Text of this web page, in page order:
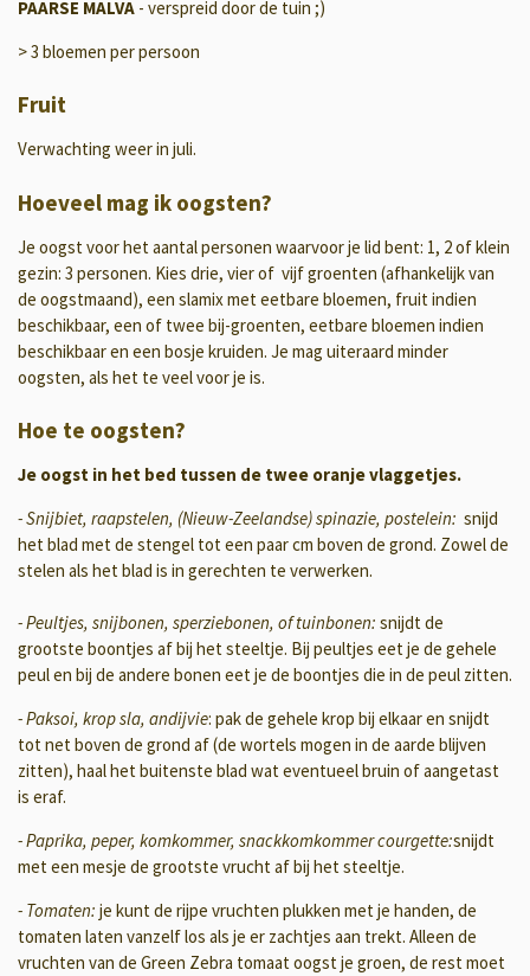
PAARSE MALVA - verspreid door de tuin ;)
> 3 bloemen per persoon
Fruit
Verwachting weer in juli.
Hoeveel mag ik oogsten?
Je oogst voor het aantal personen waarvoor je lid bent: 1, 2 of klein
gezin: 3 personen. Kies drie, vier of vijf groenten (afhankelijk van
de oogstmaand), een slamix met eetbare bloemen, fruit indien
beschikbaar, een of twee bij-groenten, eetbare bloemen indien
beschikbaar en een bosje kruiden. Je mag uiteraard minder
oogsten, als het te veel voor je is.
Hoe te oogsten?
Je oogst in het bed tussen de twee oranje vlaggetjes.
- Snijbiet, raapstelen, (Nieuw-Zeelandse) spinazie, postelein: snijd
het blad met de stengel tot een paar cm boven de grond. Zowel de
stelen als het blad is in gerechten te verwerken.
- Peultjes, snijbonen, sperziebonen, of tuinbonen: snijdt de
grootste boontjes af bij het steeltje. Bij peultjes eet je de gehele
peul en bij de andere bonen eet je de boontjes die in de peul zitten.
- Paksoi, krop sla, andijvie: pak de gehele krop bij elkaar en snijdt
tot net boven de grond af (de wortels mogen in de aarde blijven
zitten), haal het buitenste blad wat eventueel bruin of aangetast
is eraf.
- Paprika, peper, komkommer, snackkomkommer courgette:snijdt
met een mesje de grootste vrucht af bij het steeltje.
- Tomaten: je kunt de rijpe vruchten plukken met je handen, de
tomaten laten vanzelf los als je er zachtjes aan trekt. Alleen de
vruchten van de Green Zebra tomaat oogst je groen, de rest moet